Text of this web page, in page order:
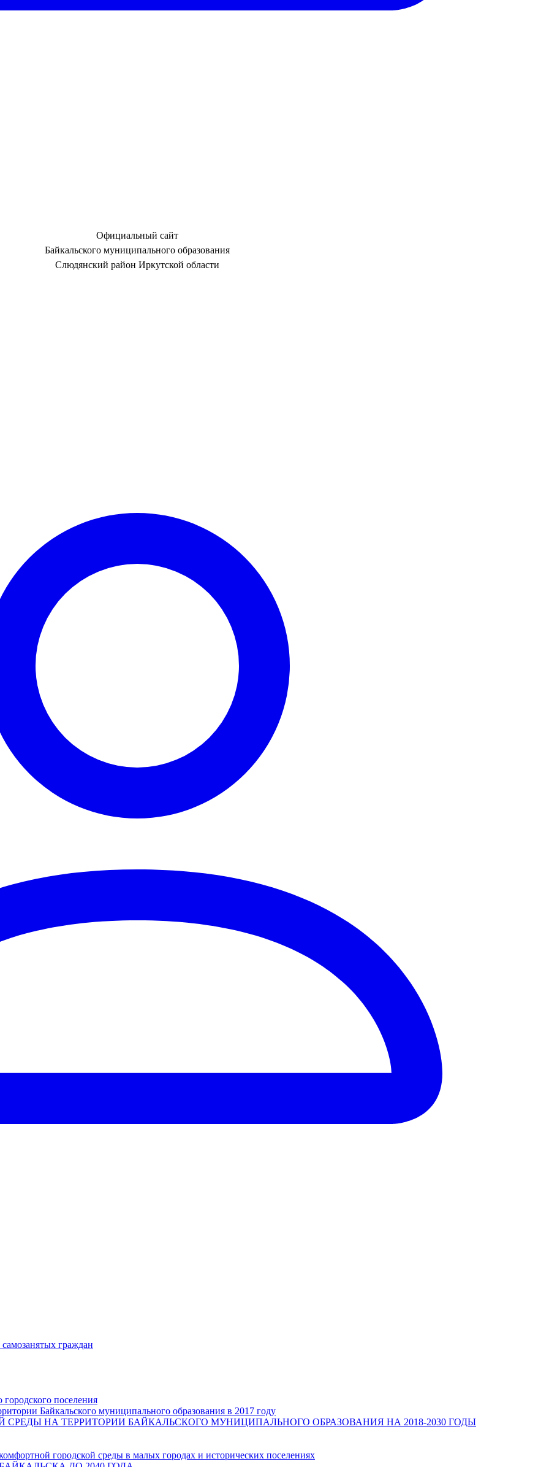
Официальный сайт
Байкальского муниципального образования
Слюдянский район Иркутской области
граждан
поселения
Байкальского муниципального образования в 2017 году
НА ТЕРРИТОРИИ БАЙКАЛЬСКОГО МУНИЦИПАЛЬНОГО ОБРАЗОВАНИЯ НА 2018-2030 ГОДЫ
городской среды в малых городах и исторических поселениях